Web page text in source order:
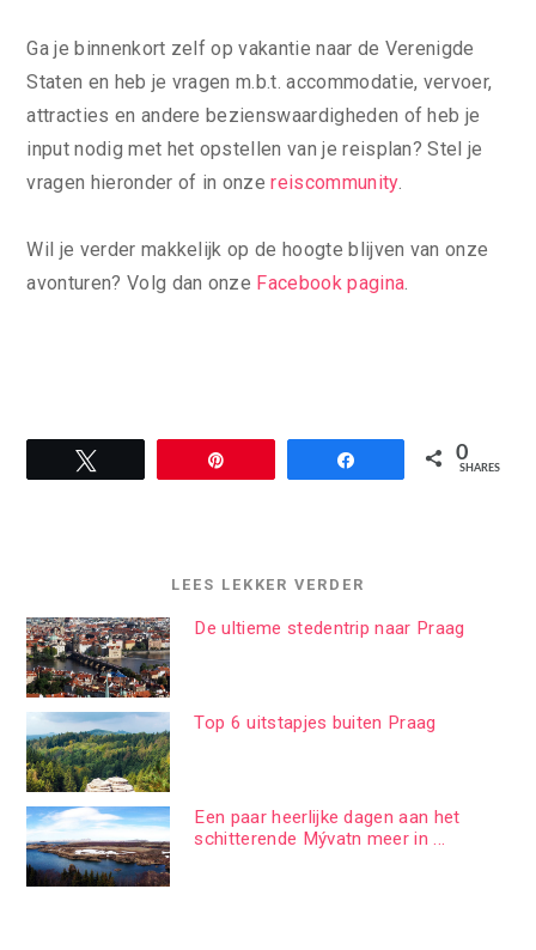
Ga je binnenkort zelf op vakantie naar de Verenigde
Staten en heb je vragen m.b.t. accommodatie, vervoer,
attracties en andere bezienswaardigheden of heb je
input nodig met het opstellen van je reisplan? Stel je
vragen hieronder of in onzereiscommunity.
Wil je verder makkelijk op de hoogte blijven van onze
avonturen? Volg dan onze Facebook pagina.
0
SHARES
LEES LEKKER VERDER
De ultieme stedentrip naar Praag
Top 6 uitstapjes buiten Praag
Een paar heerlijke dagen aan het
schitterende Mývatn meer in ...